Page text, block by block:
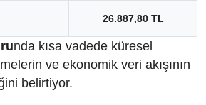
26.887,80 TL
nda kısa vadede küresel
ve ekonomik veri akışının
belirtiyor.